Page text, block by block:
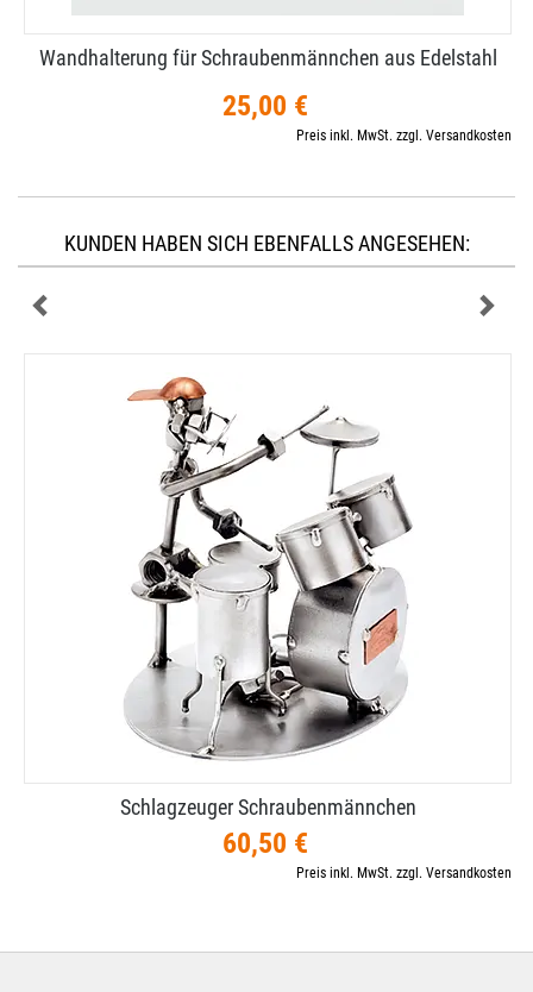
Wandhalterung für Schraubenmännchen aus Edelstahl
25,00 €
Preis inkl. MwSt. zzgl. Versandkosten
KUNDEN HABEN SICH EBENFALLS ANGESEHEN:
Schlagzeuger Schraubenmännchen
60,50 €
Preis inkl. MwSt. zzgl. Versandkosten